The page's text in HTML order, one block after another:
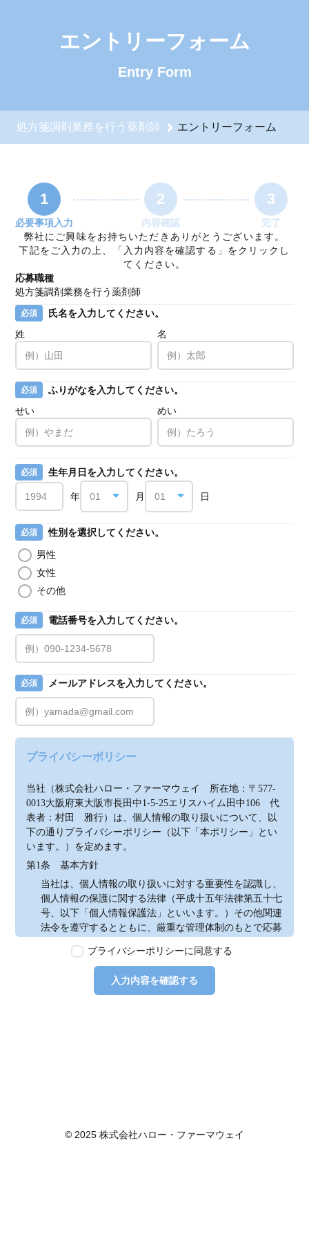
エントリーフォーム
Entry Form
処方箋調剤業務を行う薬剤師 エントリーフォーム
1
必要事項入力
2
内容確認
3
完了
弊社にご興味をお持ちいただきありがとうございます。
下記をご入力の上、「入力内容を確認する」をクリックし
てください。
応募職種
処方箋調剤業務を行う薬剤師
必須
氏名を入力してください。
姓
名
必須
ふりがなを入力してください。
せい
めい
必須 生年月日を入力してください。
年 月 日
必須
性別を選択してください。
男性
女性
その他
必須 電話番号を入力してください。
必須 メールアドレスを入力してください。
プライバシーポリシー
当社（株式会社ハロー・ファーマウェイ　所在地：〒577-
0013大阪府東大阪市長田中1-5-25エリスハイム田中106　代
表者：村田　雅行）は、個人情報の取り扱いについて、以
下の通りプライバシーポリシー（以下「本ポリシー」とい
います。）を定めます。
第1条　基本方針
当社は、個人情報の取り扱いに対する重要性を認識し、
個人情報の保護に関する法律（平成十五年法律第五十七
号、以下「個人情報保護法」といいます。）その他関連
法令を遵守するとともに、厳重な管理体制のもとで応募
本ウェブサイトで取得する個人情報に限り適用されるも
のとします。
第2条　個人情報の定義
情報取扱事業者が、開示、内容の訂正、追加又は削除、
プライバシーポリシーに同意する
入力内容を確認する
© 2025 株式会社ハロー・ファーマウェイ